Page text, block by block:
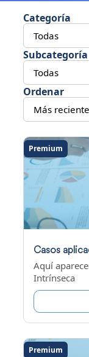
Categoría
Subcategoría
Ordenar
Premium
Casos
Aquí
Intrínseca
Premium